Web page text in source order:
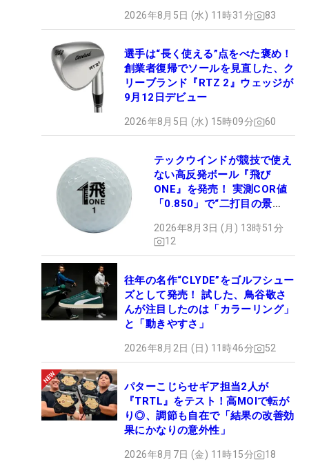
2026年8月5日 (水) 11時31分 83
選手は“長く使える”点をべた褒め！
創業者復帰でソールを見直した、ク
リーブランド『RTZ 2』ウェッジが
9月12日デビュー
2026年8月5日 (水) 15時09分 60
テックウインドが競技で使え
ない高反発ボール『飛び
ONE』を発売！ 実測COR値
「0.850」で“二打目の景
2026年8月3日 (月) 13時51分
12
往年の名作“CLYDE”をゴルフシュー
ズとして発売！ 試した、鳥谷敬さ
んが注目したのは「カラーリング」
と「動きやすさ」
2026年8月2日 (日) 11時46分 52
パターこじらせギア担当2人が
『TRTL』をテスト！高MOIで転が
り◎、調節も自在で「結果の改善効
果にかなりの意外性」
2026年8月7日 (金) 11時15分 18